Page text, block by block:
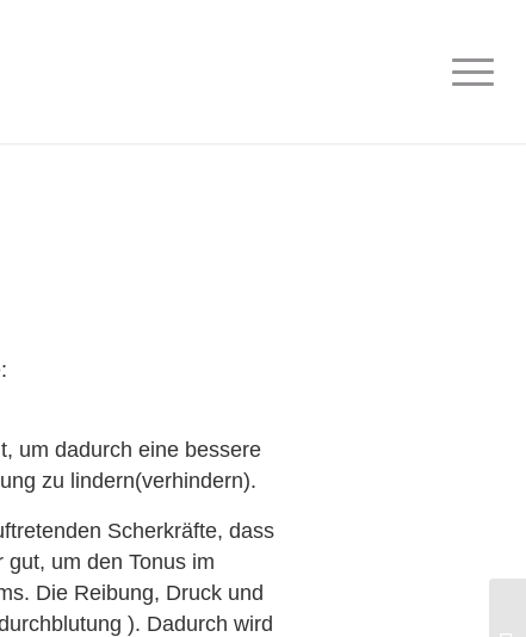
um dadurch eine bessere
zu lindern(verhindern).
Scherkräfte, dass
um den Tonus im
Die Reibung, Druck und
). Dadurch wird